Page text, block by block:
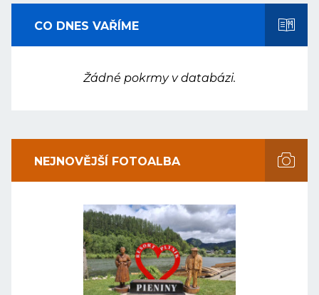
CO DNES VAŘÍME
Žádné pokrmy v databázi.
NEJNOVĚJŠÍ FOTOALBA